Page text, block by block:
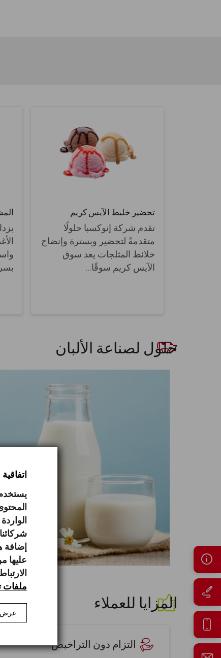
تحضير خليط الآيس كريم
تقدم شركة إنوكسبا حلولًا
متقدمةً لتحضير وبسترة وإنضاج
خلائط المثلجات يعد سوق
الآيس كريم سوقًا...
حلول لصناعة الألبان
المزايا للعملاء
التزام دون التراخيص
إضافة
عليها
ملفات
عرض